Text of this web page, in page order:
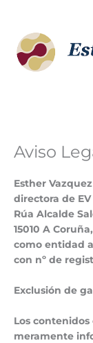
contenido
Aviso
Esther
directora de
Rúa Alcalde
15010 A
como entidad
con nº de
Exclusión de
Los
meramente